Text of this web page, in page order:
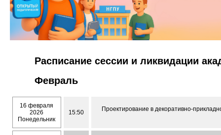
Расписание сессии и ликвидации
Февраль
16 февраля
2026
Понедельник
15:50 Проектирование в декоративно-